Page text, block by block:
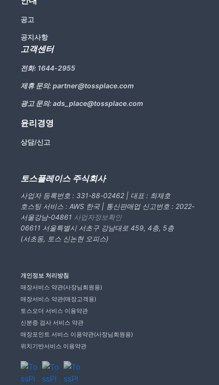
공고
공지사항
고객센터
전화: 1644-2955
제휴 문의:partner@tossplace.com
광고 문의:ads_place@tossplace.com
윤리경영
상담/신고
토스플레이스 주식회사
사업자 등록번호 : 331-88-02462 | 대표 : 최재호
호스팅 서비스 : AWS 한국 | 통신판매업 신고번호 : 2022-
서울강남-04861 사업자정보확인
06611 서울특별시 서초구 강남대로 459, 4층, 5층
(서초동, 토스 신논현 오피스)
개인정보 처리방침
매장서비스 약관(사장님회원용)
매장서비스 약관(매장고객용)
토스오더 서비스 이용약관
신분증 검사 서비스 약관
매장포인트 서비스 이용약관(사장님회원용)
위치기반서비스 이용약관